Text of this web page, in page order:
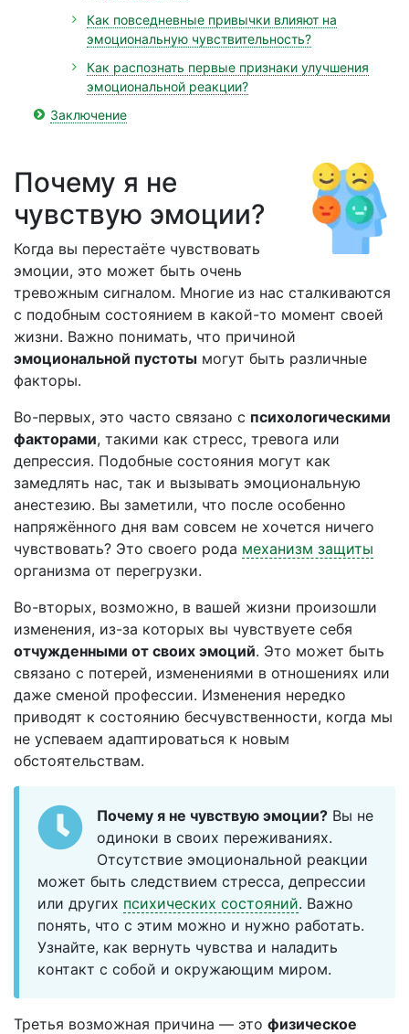
Как повседневные привычки влияют на
эмоциональную чувствительность?
Как распознать первые признаки улучшения
эмоциональной реакции?
Заключение
Почему я не
чувствую эмоции?
Когда вы перестаёте чувствовать
эмоции, это может быть очень
тревожным сигналом. Многие из нас сталкиваются
с подобным состоянием в какой-то момент своей
жизни. Важно понимать, что причиной
эмоциональной пустоты могут быть различные
факторы.
Во-первых, это часто связано с психологическими
факторами, такими как стресс, тревога или
депрессия. Подобные состояния могут как
замедлять нас, так и вызывать эмоциональную
анестезию. Вы заметили, что после особенно
напряжённого дня вам совсем не хочется ничего
чувствовать? Это своего рода механизм защиты
организма от перегрузки.
Во-вторых, возможно, в вашей жизни произошли
изменения, из-за которых вы чувствуете себя
отчужденными от своих эмоций. Это может быть
связано с потерей, изменениями в отношениях или
даже сменой профессии. Изменения нередко
приводят к состоянию бесчувственности, когда мы
не успеваем адаптироваться к новым
обстоятельствам.
Почему я не чувствую эмоции? Вы не
одиноки в своих переживаниях.
Отсутствие эмоциональной реакции
может быть следствием стресса, депрессии
или других психических состояний. Важно
понять, что с этим можно и нужно работать.
Узнайте, как вернуть чувства и наладить
контакт с собой и окружающим миром.
Третья возможная причина — это физическое